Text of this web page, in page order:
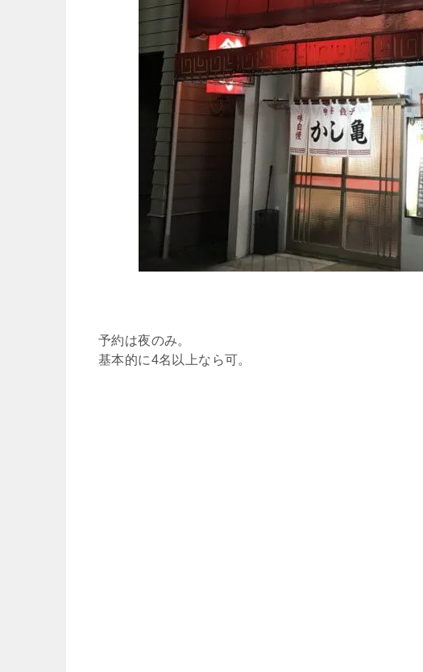
予約は夜のみ。
基本的に4名以上なら可。